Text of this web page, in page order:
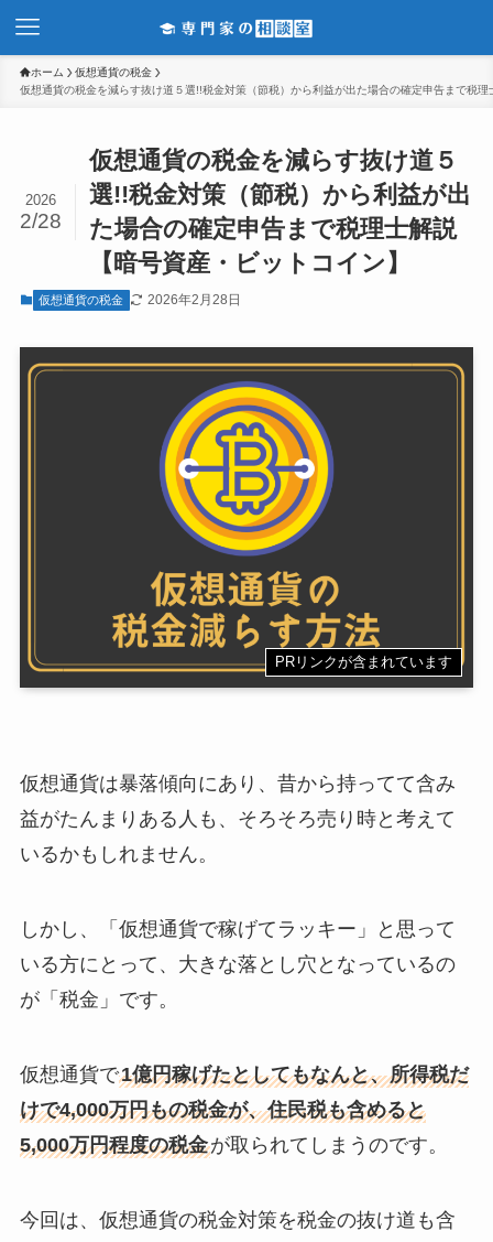
ホーム
仮想通貨の税金
仮想通貨の税金を減らす抜け道５選!!税金対策（節税）から利益が出た場合の確定申告まで税
仮想通貨の税金を減らす抜け道５
選!!税金対策（節税）から利益が出
た場合の確定申告まで税理士解説
【暗号資産・ビットコイン】
2026
2/28
仮想通貨の税金 2026年2月28日
PRリンクが含まれています
仮想通貨は暴落傾向にあり、昔から持ってて含み
益がたんまりある人も、そろそろ売り時と考えて
いるかもしれません。
しかし、「仮想通貨で稼げてラッキー」と思って
いる方にとって、大きな落とし穴となっているの
が「税金」です。
仮想通貨で1億円稼げたとしてもなんと、所得税だ
けで4,000万円もの税金が、住民税も含めると
5,000万円程度の税金が取られてしまう のです。
今回は、仮想通貨の税金対策を税金の抜け道も含